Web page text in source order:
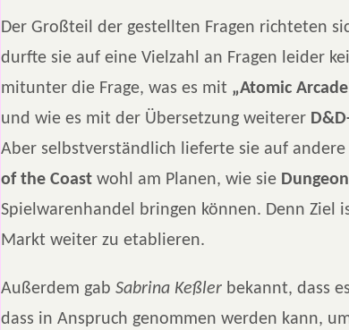
Der Großteil der gestellten Fragen richteten
durfte sie auf eine Vielzahl an Fragen leider
mitunter die Frage, was es mit „Atomic
und wie es mit der Übersetzung weiterer
Aber selbstverständlich lieferte sie auf
of the Coast wohl am Planen, wie sie
Spielwarenhandel bringen können. Denn Ziel
Markt weiter zu etablieren.
Außerdem gab Sabrina Keßler bekannt, dass
dass in Anspruch genommen werden kann,